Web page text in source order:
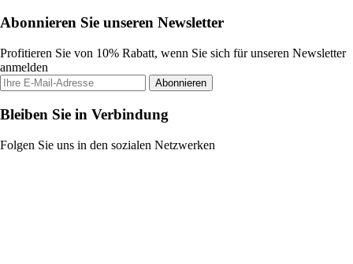
Abonnieren Sie unseren Newsletter
Profitieren Sie von 10% Rabatt, wenn Sie sich für unseren Newsletter
anmelden
Abonnieren
Bleiben Sie in Verbindung
Folgen Sie uns in den sozialen Netzwerken